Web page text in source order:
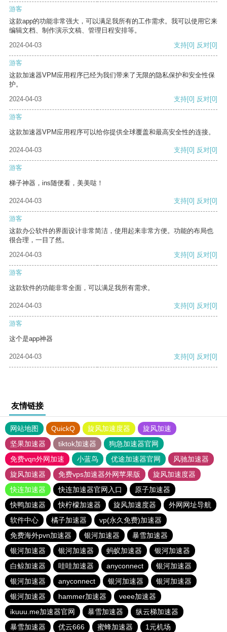
游客
这款app的功能非常强大，可以满足我所有的工作需求。我可以使用它来
编辑文档、制作演示文稿、管理日程安排等。
2024-04-03
支持[0] 反对[0]
游客
这款加速器VPM应用程序已经为我们带来了无限的隐私保护和安全性保
护。
2024-04-03
支持[0] 反对[0]
游客
这款加速器VPM应用程序可以给你提供全球覆盖和最高安全性的连接。
2024-04-03 支持[0] 反对[0]
游客
梯子神器，ins随便看，美美哒！
2024-04-03 支持[0] 反对[0]
游客
这款办公软件的界面设计非常简洁，使用起来非常方便。功能的布局也
很合理，一目了然。
2024-04-03
支持[0] 反对[0]
游客
这款软件的功能非常全面，可以满足我所有需求。
2024-04-03 支持[0] 反对[0]
游客
这个是app神器
2024-04-03 支持[0] 反对[0]
友情链接
网站地图 QuickQ 旋风加速度器
旋风加速
坚果加速器
tiktok加速器
狗急加速器官网
免费vqn外网加速
小蓝鸟 优途加速器官网
风驰加速器
旋风加速器
免费vps加速器外网苹果版
旋风加速度器
快连加速器
快连加速器官网入口
原子加速器
快鸭加速器
快柠檬加速器 旋风加速度器
外网网址导航
软件中心
橘子加速器
vp(永久免费)加速器
免费海外pvn加速器
银河加速器
暴雪加速器
银河加速器
银河加速器 蚂蚁加速器
银河加速器
白鲸加速器
哇哇加速器 anyconnect
银河加速器
银河加速器
anyconnect 银河加速器
银河加速器
银河加速器
hammer加速器
veee加速器
ikuuu.me加速器官网
暴雪加速器
纵云梯加速器
暴雪加速器
优云666 蜜蜂加速器 1元机场